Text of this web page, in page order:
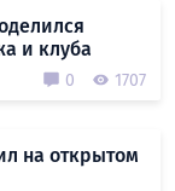
и клуба
0 1707
на открытом